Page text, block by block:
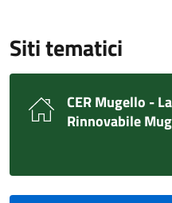
Siti tematici
CER Mugello -
Rinnovabile